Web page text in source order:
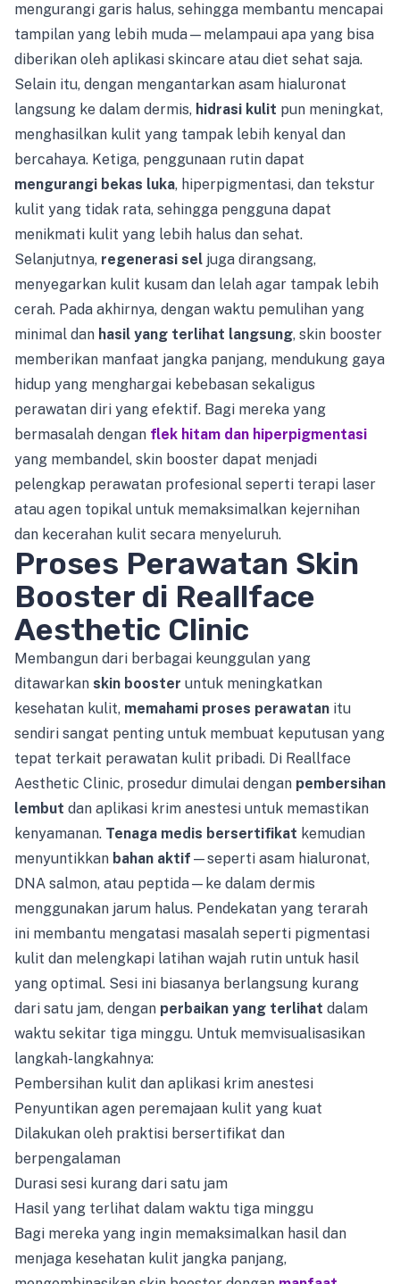
mengurangi garis halus, sehingga membantu mencapai
tampilan yang lebih muda—melampaui apa yang bisa
diberikan oleh aplikasi skincare atau diet sehat saja.
Selain itu, dengan mengantarkan asam hialuronat
langsung ke dalam dermis, hidrasi kulit pun meningkat,
menghasilkan kulit yang tampak lebih kenyal dan
bercahaya. Ketiga, penggunaan rutin dapat
mengurangi bekas luka, hiperpigmentasi, dan tekstur
kulit yang tidak rata, sehingga pengguna dapat
menikmati kulit yang lebih halus dan sehat.
Selanjutnya, regenerasi sel juga dirangsang,
menyegarkan kulit kusam dan lelah agar tampak lebih
cerah. Pada akhirnya, dengan waktu pemulihan yang
minimal dan hasil yang terlihat langsung, skin booster
memberikan manfaat jangka panjang, mendukung gaya
hidup yang menghargai kebebasan sekaligus
perawatan diri yang efektif. Bagi mereka yang
bermasalah dengan flek hitam dan hiperpigmentasi
yang membandel, skin booster dapat menjadi
pelengkap perawatan profesional seperti terapi laser
atau agen topikal untuk memaksimalkan kejernihan
dan kecerahan kulit secara menyeluruh.
Proses Perawatan Skin
Booster di Reallface
Aesthetic Clinic
Membangun dari berbagai keunggulan yang
ditawarkan skin booster untuk meningkatkan
kesehatan kulit, memahami proses perawatan itu
sendiri sangat penting untuk membuat keputusan yang
tepat terkait perawatan kulit pribadi. Di Reallface
Aesthetic Clinic, prosedur dimulai dengan pembersihan
lembut dan aplikasi krim anestesi untuk memastikan
kenyamanan. Tenaga medis bersertifikat kemudian
menyuntikkan bahan aktif —seperti asam hialuronat,
DNA salmon, atau peptida—ke dalam dermis
menggunakan jarum halus. Pendekatan yang terarah
ini membantu mengatasi masalah seperti pigmentasi
kulit dan melengkapi latihan wajah rutin untuk hasil
yang optimal. Sesi ini biasanya berlangsung kurang
dari satu jam, dengan perbaikan yang terlihat dalam
waktu sekitar tiga minggu. Untuk memvisualisasikan
langkah-langkahnya:
Pembersihan kulit dan aplikasi krim anestesi
Penyuntikan agen peremajaan kulit yang kuat
Dilakukan oleh praktisi bersertifikat dan
berpengalaman
Durasi sesi kurang dari satu jam
Hasil yang terlihat dalam waktu tiga minggu
Bagi mereka yang ingin memaksimalkan hasil dan
menjaga kesehatan kulit jangka panjang,